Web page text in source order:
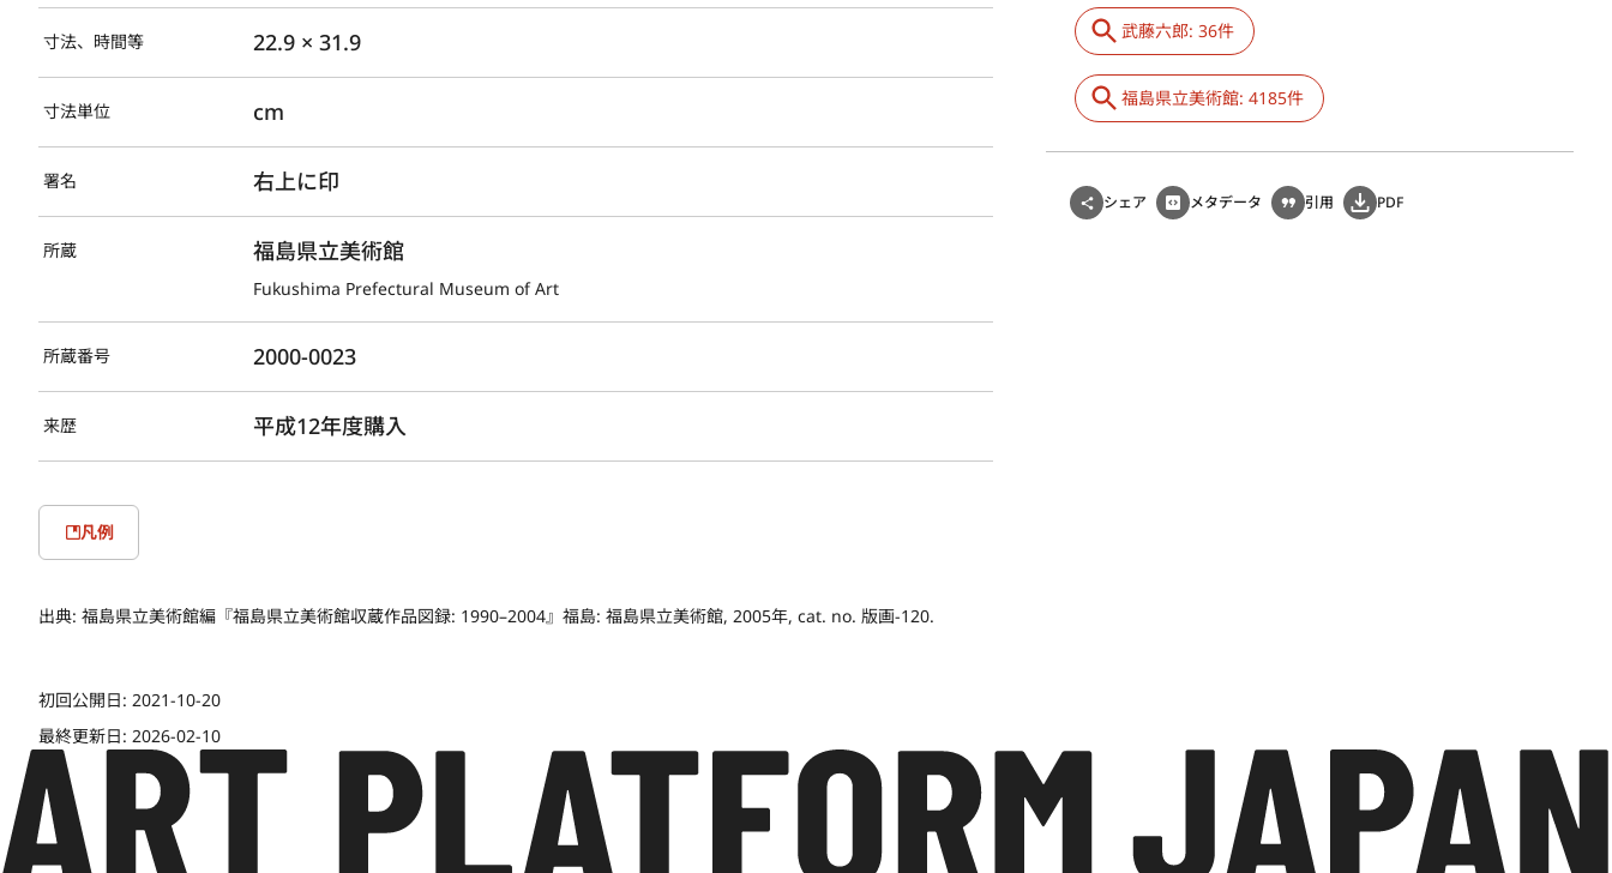
寸法、時間等 22.9 × 31.9
寸法単位 cm
署名 右上に印
所蔵 福島県立美術館
Fukushima Prefectural Museum of Art
所蔵番号 2000-0023
来歴 平成12年度購入
凡例
出典: 福島県立美術館編『福島県立美術館収蔵作品図録: 1990–2004』福島: 福島県立美術館, 2005年, cat. no. 版画-120.
初回公開日: 2021-10-20
最終更新日: 2026-02-10
武藤六郎: 36件
福島県立美術館: 4185件
シェア メタデータ 引用 PDF